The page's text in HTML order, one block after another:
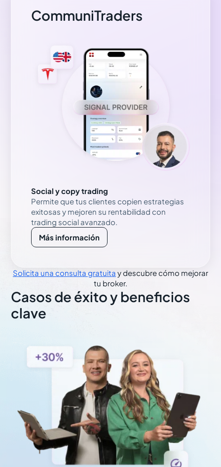
CommuniTraders
Social y copy trading
Permite que tus clientes copien estrategias
exitosas y mejoren su rentabilidad con
trading social avanzado.
Más información
Solicita una consulta gratuita y descubre cómo mejorar
tu broker.
Casos de éxito y beneficios
clave